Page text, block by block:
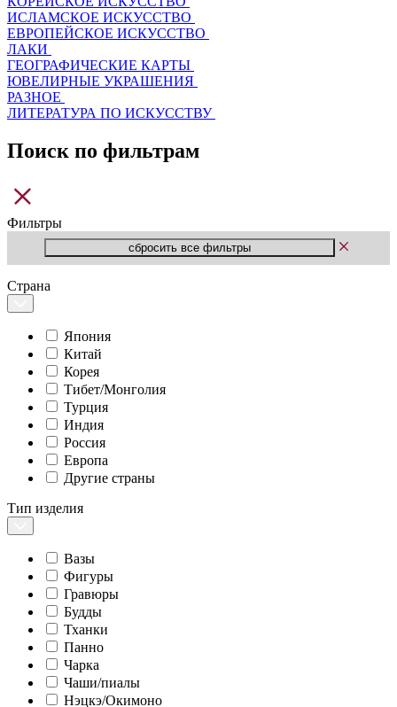
ИСЛАМСКОЕ ИСКУССТВО
ЕВРОПЕЙСКОЕ ИСКУССТВО
ЛАКИ
ГЕОГРАФИЧЕСКИЕ КАРТЫ
ЮВЕЛИРНЫЕ УКРАШЕНИЯ
РАЗНОЕ
ЛИТЕРАТУРА ПО ИСКУССТВУ
Поиск по фильтрам
Фильтры
Страна
Япония
Китай
Корея
Тибет/Монголия
Турция
Индия
Россия
Европа
Другие страны
Тип изделия
Вазы
Фигуры
Гравюры
Будды
Тханки
Панно
Чарка
Чаши/пиалы
Нэцкэ/Окимоно